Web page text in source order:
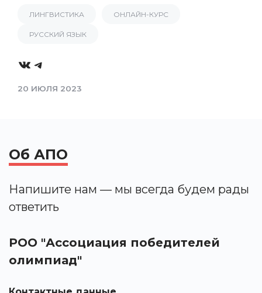
ЛИНГВИСТИКА ОНЛАЙН-КУРС
РУССКИЙ ЯЗЫК
VKTelegram
20 ИЮЛЯ 2023
Об АПО
Напишите нам — мы всегда будем рады
ответить
РОО "Ассоциация победителей
олимпиад"